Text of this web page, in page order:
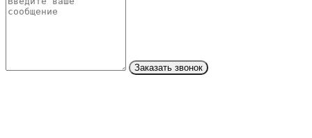
Заказать звонок